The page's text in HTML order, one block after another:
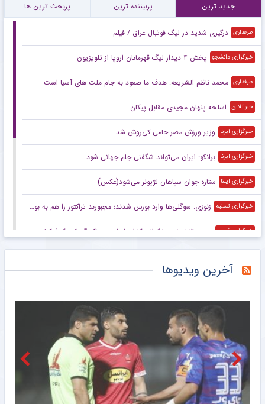
جدید ترین پربیننده ترین پربحث ترین ها
طرفداری درگیری شدید در لیگ فوتبال عراق / فیلم
خبرگزاری دانشجو پخش ۴ دیدار لیگ قهرمانان اروپا از تلویزیون
طرفداری محمد ناظم الشریعه: هدف ما صعود به جام ملت های آسیا است
خبرانلاین اسلحه پنهان مجیدی مقابل پیکان
خبرگزاری ایرنا وزیر ورزش مصر حامی کی‌روش شد
خبرگزاری ایرنا برانکو: ایران می‌تواند شگفتی جام جهانی شود
خبرگزاری ایلنا ستاره جوان سپاهان لژیونر می‌شود(عکس)
خبرگزاری تسنیم زنوزی: سوگلی‌ها وارد بورس شدند؛ مجبورند تراکتور را هم به بورس ببرند/ بدهی‌های ما کمتر از ۲ میلیارد تومان است
خبرگزاری فارس صعود قابل توجه تکواندوکاران ایران در رنکینگ المپیکی/ کیانی و میرحسینی در جمع ۲۰ تکواندوکار برتر جهان
آخرین رتبه استقلال و پرسپولیس در جهان
ببینید | کنایه حجت‌الاسلام برمایی به ماجرای راه ندادن بانوان به ورزشگاه امام رضا مشهد
طرفداری حضور دژاگه در تمرینات نساجی؛ زوج اشکان – مسعود شجاعی این بار در مازندران؟
طرفداری تازه‌ ترین رده‌ بندی تیم‌ های باشگاهی | سقوط پرسپولیس و صعود استقلال
آخرین ویدیوها